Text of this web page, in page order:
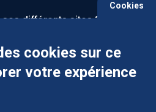
différents sites ?
hospitalisation ?
Cookies
cookies sur ce
votre expérience